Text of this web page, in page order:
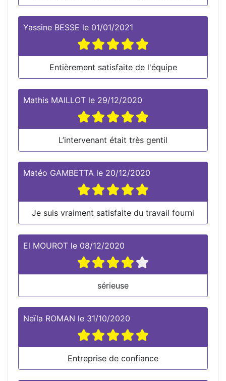
Yassine BESSE le 01/01/2021
Entièrement satisfaite de l'équipe
Mathis MAILLOT le 29/12/2020
L’intervenant était très gentil
Matéo GAMBETTA le 20/12/2020
Je suis vraiment satisfaite du travail fourni
El MOUROT le 08/12/2020
sérieuse
Neïla ROMAN le 31/10/2020
Entreprise de confiance